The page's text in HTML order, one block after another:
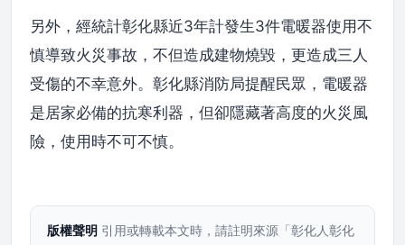
另外，經統計彰化縣近3年計發生3件電暖器使用不
慎導致火災事故，不但造成建物燒毀，更造成三人
受傷的不幸意外。彰化縣消防局提醒民眾，電暖器
是居家必備的抗寒利器，但卻隱藏著高度的火災風
險，使用時不可不慎。
版權聲明 引用或轉載本文時，請註明來源「彰化人彰化